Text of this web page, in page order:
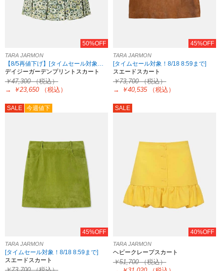
50%OFF
TARA JARMON
【8/5再値下げ】[タイムセール対象！8/18 8:59まで]
デイジーガーデンプリントスカート
￥47,300（税込）
→
￥23,650 （税込）
45%OFF
TARA JARMON
[タイムセール対象！8/18 8:59まで]
スエードスカート
￥73,700（税込）
→
￥40,535 （税込）
SALE 今週値下
45%OFF
TARA JARMON
[タイムセール対象！8/18 8:59まで]
スエードスカート
SALE
40%OFF
TARA JARMON
ヘビークレープスカート
￥51,700（税込）